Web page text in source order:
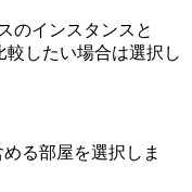
のインスタンスと
較したい場合は選択し
る部屋を選択しま